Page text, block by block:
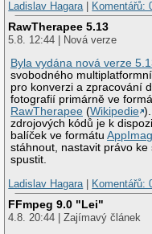
Ladislav Hagara
Komentářů:
RawTherapee 5.13
5.8. 12:44 | Nová verze
Byla vydána nová verze
svobodného
pro konverzi a zpracování
fotografií primárně ve
RawTherapee (Wikipedie
zdrojových kódů je k
balíček ve formátu
stáhnout, nastavit právo ke
spustit.
Ladislav Hagara
Komentářů:
FFmpeg 9.0 "Lei"
4.8. 20:44 | Zajímavý článek